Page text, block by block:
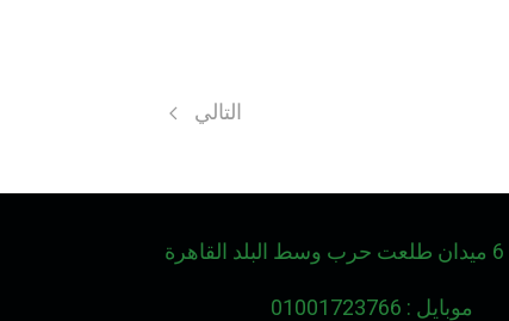
المقال التالي: أفضل
التالي
موبايل : 01001723766